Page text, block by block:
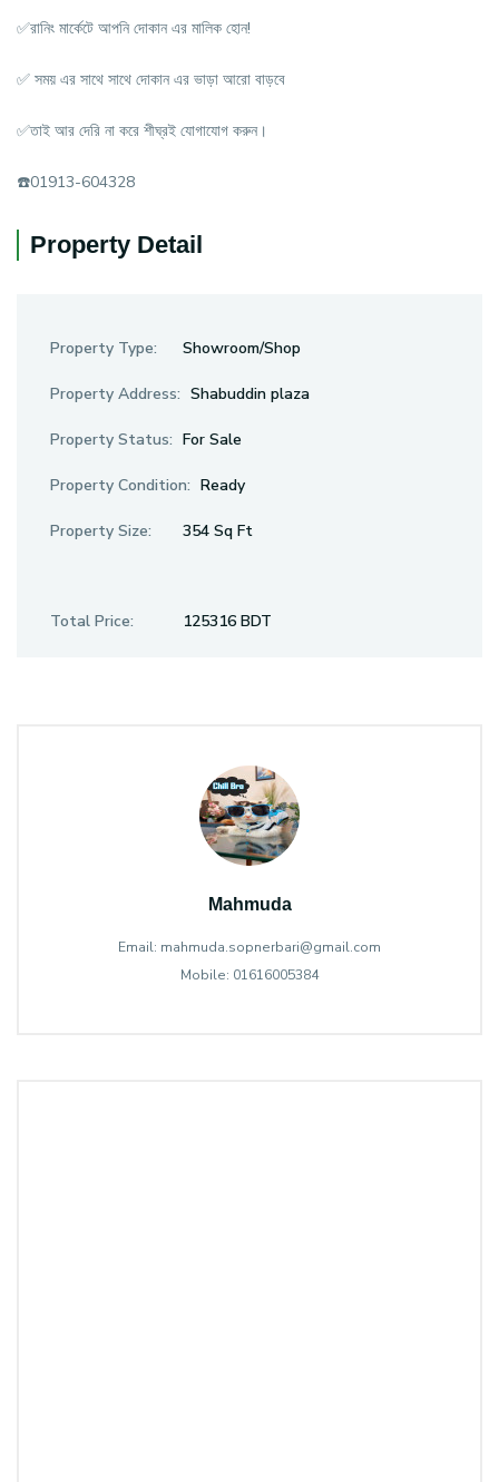
✅রানিং মার্কেটে আপনি দোকান এর মালিক হোন!
✅ সময় এর সাথে সাথে দোকান এর ভাড়া আরো বাড়বে
✅তাই আর দেরি না করে শীঘ্রই যোগাযোগ করুন।
☎️01913-604328
Property Detail
Property Type: Showroom/Shop
Property Address: Shabuddin plaza
Property Status: For Sale
Property Condition: Ready
Property Size: 354 Sq Ft
Total Price: 125316 BDT
Mahmuda
Email: mahmuda.sopnerbari@gmail.com
Mobile: 01616005384